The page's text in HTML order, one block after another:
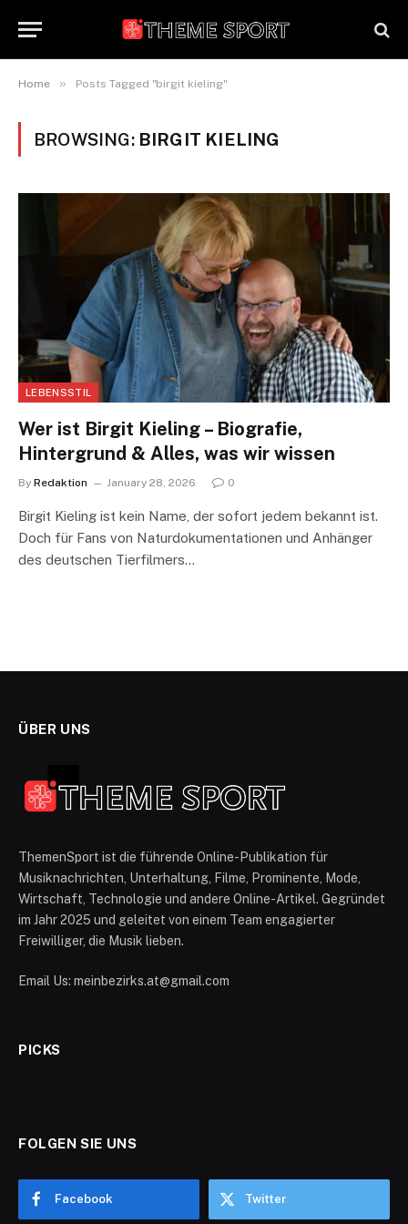
Home » Posts Tagged "birgit kieling"
BROWSING: BIRGIT KIELING
LEBENSSTIL
Wer ist Birgit Kieling – Biografie,
Hintergrund & Alles, was wir wissen
By Redaktion January 28, 2026 0
Birgit Kieling ist kein Name, der sofort jedem bekannt ist.
Doch für Fans von Naturdokumentationen und Anhänger
des deutschen Tierfilmers…
ÜBER UNS
ThemenSport ist die führende Online-Publikation für
Musiknachrichten, Unterhaltung, Filme, Prominente, Mode,
Wirtschaft, Technologie und andere Online-Artikel. Gegründet
im Jahr 2025 und geleitet von einem Team engagierter
Freiwilliger, die Musik lieben.
Email Us: meinbezirks.at@gmail.com
PICKS
FOLGEN SIE UNS
Facebook Twitter